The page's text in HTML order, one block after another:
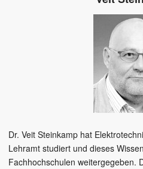
Dr. Veit Steinkamp hat
Lehramt studiert und dieses
Fachhochschulen weitergegeben.